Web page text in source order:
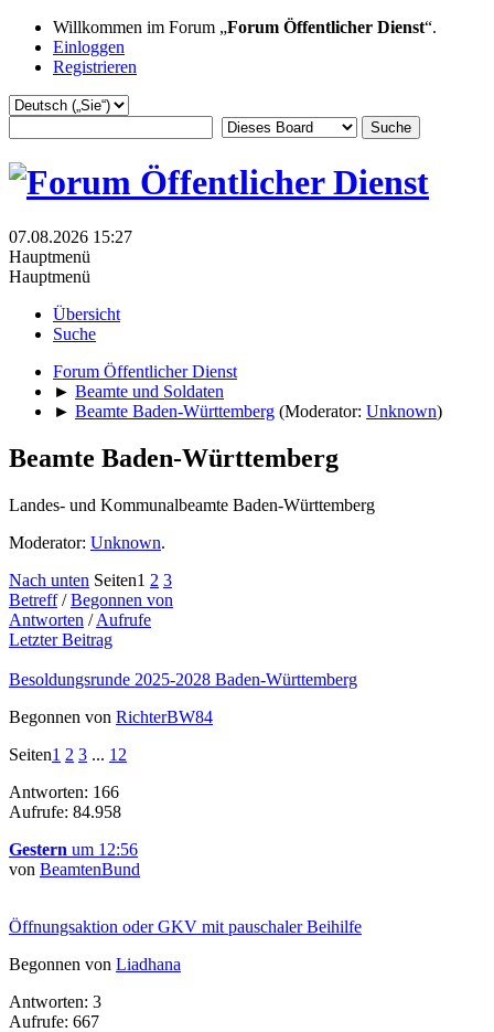
Willkommen im Forum „Forum Öffentlicher Dienst“.
Einloggen
Registrieren
07.08.2026 15:27
Hauptmenü
Hauptmenü
Übersicht
Suche
Forum Öffentlicher Dienst
► Beamte und Soldaten
► Beamte Baden-Württemberg (Moderator: Unknown)
Beamte Baden-Württemberg
Landes- und Kommunalbeamte Baden-Württemberg
Moderator: Unknown.
Nach unten Seiten1 2 3
Betreff/Begonnen von
Antworten /Aufrufe
Letzter Beitrag
Besoldungsrunde 2025-2028 Baden-Württemberg
Begonnen von RichterBW84
Seiten1 2 3 ... 12
Antworten: 166
Aufrufe: 84.958
Gestern um 12:56
von BeamtenBund
Öffnungsaktion oder GKV mit pauschaler Beihilfe
Begonnen von Liadhana
Antworten: 3
Aufrufe: 667